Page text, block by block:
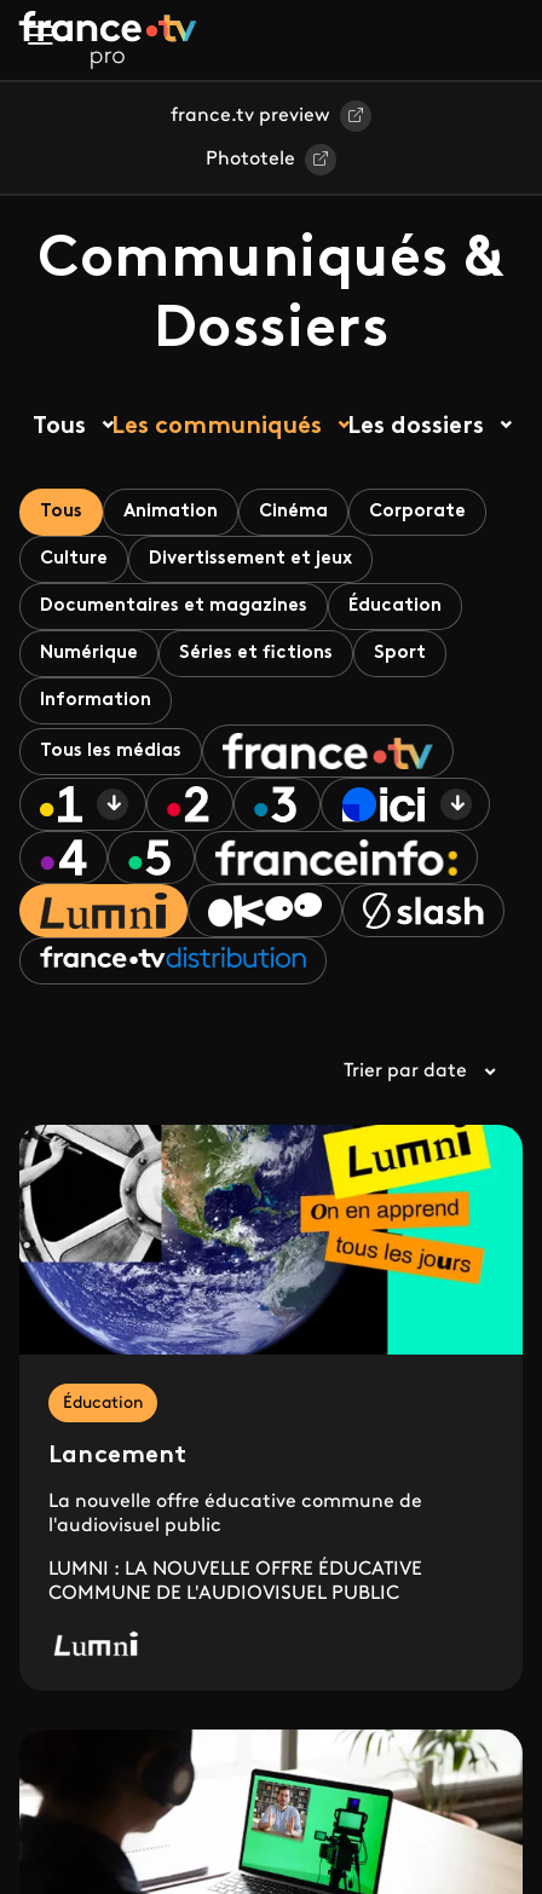
Aller au contenu principal
france.tv preview
Phototele
Communiqués &
Dossiers
Tous Les communiqués Les dossiers
Tous Animation Cinéma Corporate
Culture Divertissement et jeux
Documentaires et magazines Éducation
Numérique Séries et fictions Sport
Information
Tous les médias
Trier par date
Éducation
Lancement
La nouvelle offre éducative commune de
l'audiovisuel public
LUMNI : LA NOUVELLE OFFRE ÉDUCATIVE
COMMUNE DE L'AUDIOVISUEL PUBLIC